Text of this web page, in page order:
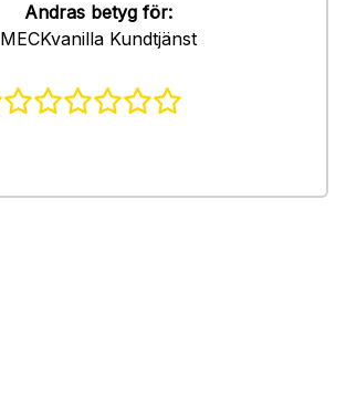
Andras betyg för:
MECKvanilla Kundtjänst